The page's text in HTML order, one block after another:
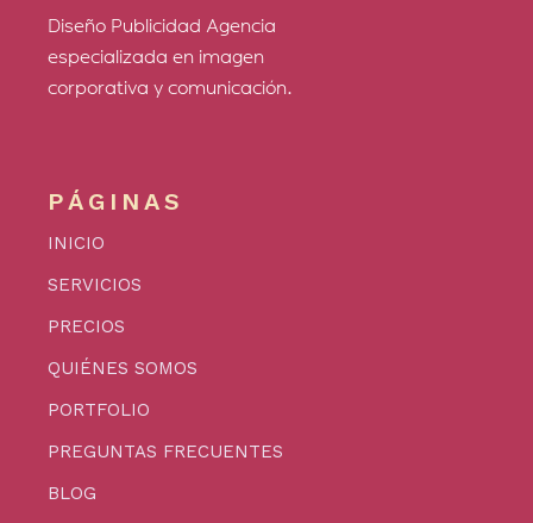
Diseño Publicidad Agencia
especializada en imagen
corporativa y comunicación.
PÁGINAS
INICIO
SERVICIOS
PRECIOS
QUIÉNES SOMOS
PORTFOLIO
PREGUNTAS FRECUENTES
BLOG